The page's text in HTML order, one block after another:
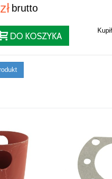
brutto
DO KOSZYKA